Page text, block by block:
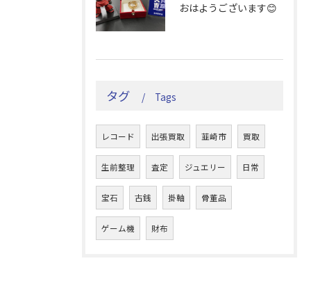
おはようございます😊
タグ Tags
レコード 出張買取 韮崎市 買取
生前整理 査定 ジュエリー 日常
宝石 古銭 掛軸 骨董品
ゲーム機 財布